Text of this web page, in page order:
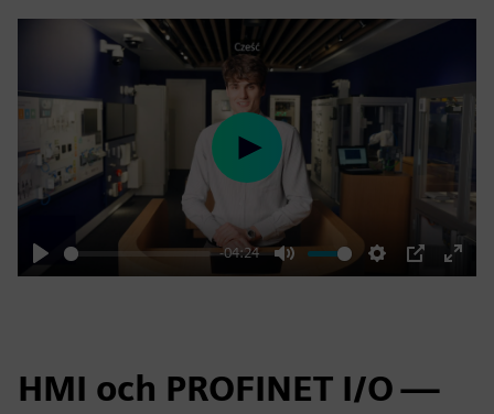
Play
-04:24
Mute Settings
PIP
Enter
Play
HMI och PROFINET I/O —